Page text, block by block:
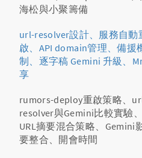
海松與小聚籌備
url-resolver設計、服務自動
啟、API domain管理、備援
制、逐字稿 Gemini 升級、
享
rumors-deploy重啟策略、
resolver與Gemini比較實驗、
URL摘要混合策略、Gemini
要整合、開會時間